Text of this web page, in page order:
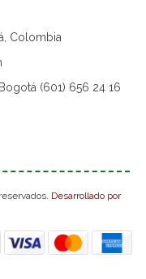
Colombia
(601) 656 24 16
Desarrollado por